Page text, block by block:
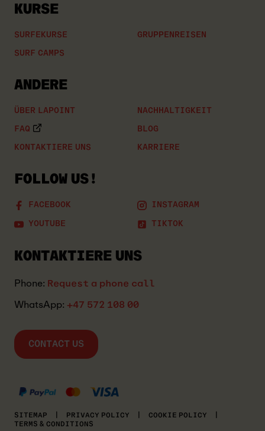
KURSE
SURFEKURSE GRUPPENREISEN
SURF CAMPS
ANDERE
ÜBER LAPOINT NACHHALTIGKEIT
FAQ BLOG
KONTAKTIERE UNS KARRIERE
FOLLOW US!
FACEBOOK INSTAGRAM
YOUTUBE TIKTOK
KONTAKTIERE UNS
Phone: Request a phone call
WhatsApp: +47 572 108 00
CONTACT US
SITEMAP PRIVACY POLICY COOKIE POLICY
TERMS & CONDITIONS